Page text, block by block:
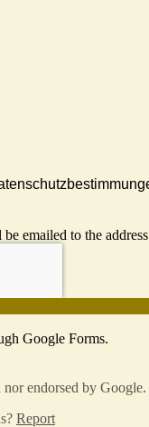
emailed to the
Google Forms.
nor endorsed by Google.
Report